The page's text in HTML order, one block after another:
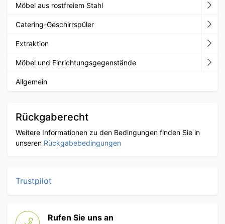
Möbel aus rostfreiem Stahl
Catering-Geschirrspüler
Extraktion
Möbel und Einrichtungsgegenstände
Allgemein
Rückgaberecht
Weitere Informationen zu den Bedingungen finden Sie in
unseren Rückgabebedingungen
Trustpilot
Rufen Sie uns an